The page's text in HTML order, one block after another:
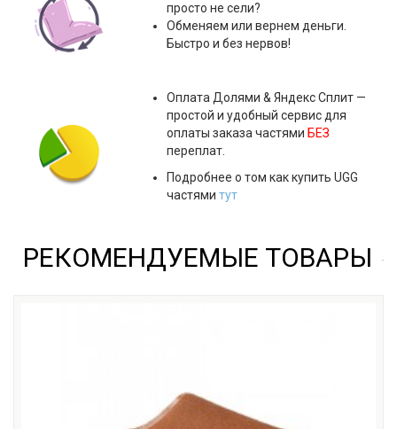
просто не сели?
Обменяем или вернем деньги.
Быстро и без нервов!
ОплатаДолями & Яндекс Сплит —
простой и удобный сервис для
оплаты заказа частями БЕЗ
переплат.
Подробнее о том как купить UGG
частями тут
РЕКОМЕНДУЕМЫЕ ТОВАРЫ